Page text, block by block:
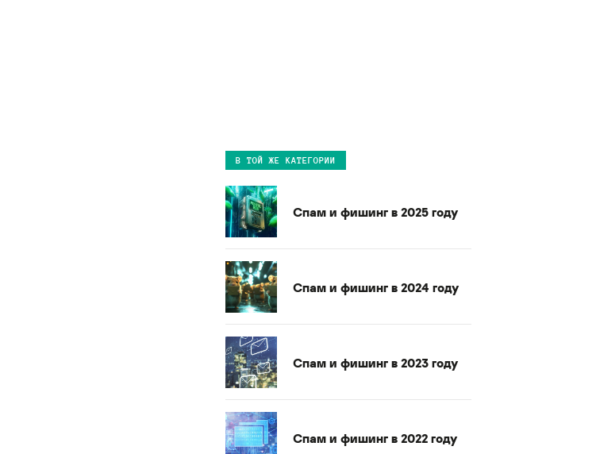
В ТОЙ ЖЕ КАТЕГОРИИ
Спам и фишинг в 2025 году
Спам и фишинг в 2024 году
Спам и фишинг в 2023 году
Спам и фишинг в 2022 году